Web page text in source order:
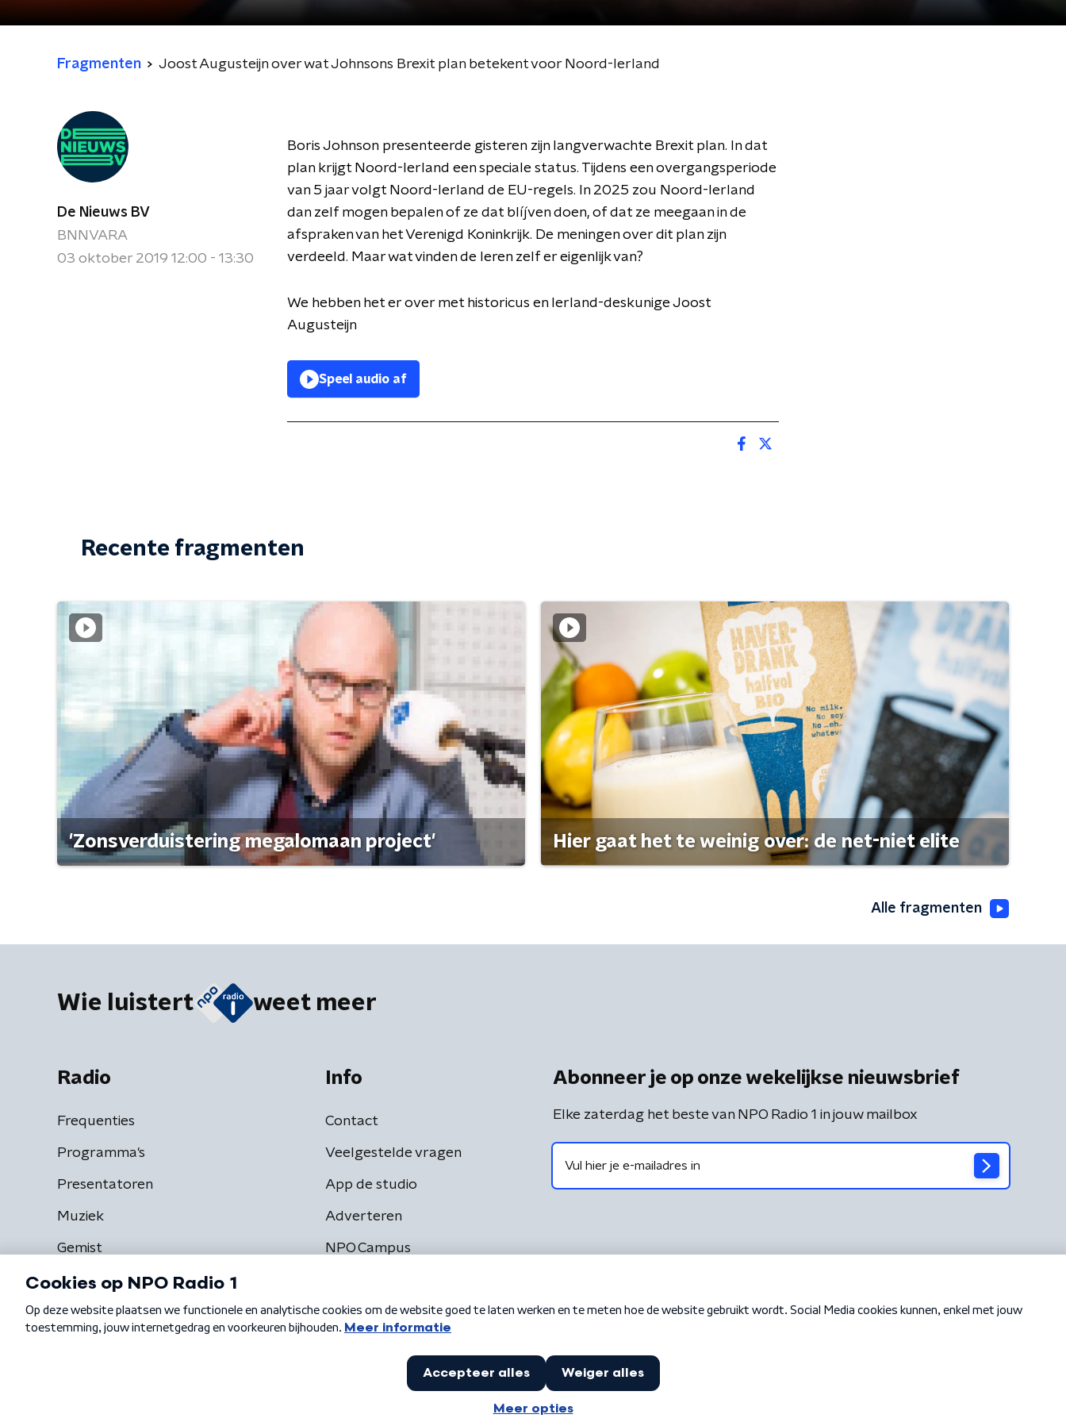
Fragmenten Joost Augusteijn over wat Johnsons Brexit plan betekent voor Noord-Ierland
De Nieuws BV
BNNVARA
03 oktober 2019 12:00 - 13:30
Boris Johnson presenteerde gisteren zijn langverwachte Brexit plan. In dat
plan krijgt Noord-Ierland een speciale status. Tijdens een overgangsperiode
van 5 jaar volgt Noord-Ierland de EU-regels. In 2025 zou Noord-Ierland
dan zelf mogen bepalen of ze dat blíjven doen, of dat ze meegaan in de
afspraken van het Verenigd Koninkrijk. De meningen over dit plan zijn
verdeeld. Maar wat vinden de Ieren zelf er eigenlijk van?
We hebben het er over met historicus en Ierland-deskunige Joost
Augusteijn
Speel audio af
Recente fragmenten
'Zonsverduistering megalomaan project' Hier gaat het te weinig over: de net-niet elite
Alle fragmenten
Wie luistert weet meer
Radio
Frequenties
Programma's
Presentatoren
Muziek
Gemist
Info
Contact
Veelgestelde vragen
App de studio
Adverteren
NPO Campus
Abonneer je op onze wekelijkse nieuwsbrief
Elke zaterdag het beste van NPO Radio 1 in jouw mailbox
Algemene voorwaarden Privacybeleid